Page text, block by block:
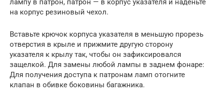
на корпус резиновый чехол.
Вставьте крючок корпуса указателя в меньшую прорезь
отверстия в крыле и прижмите другую сторону
указателя к крылу так, чтобы он зафиксировался
защелкой. Для замены любой лампы в заднем фонаре:
Для получения доступа к патронам ламп отогните
клапан в обивке боковины багажника.